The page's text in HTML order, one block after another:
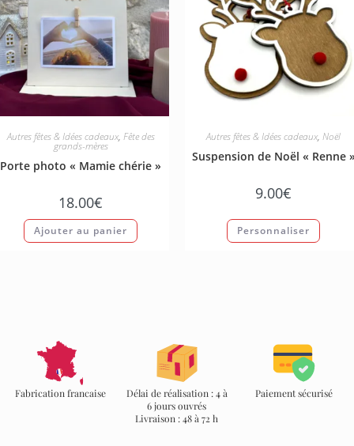
Autres fêtes & Idées cadeaux, Fête des
grands-mères
Porte photo « Mamie chérie »
18.00€
Ajouter au panier
Autres fêtes & Idées cadeaux, Noël
Suspension de Noël « Renne
9.00€
Personnaliser
Fabrication francaise
Délai de réalisation : 4 à
6 jours ouvrés
Livraison : 48 à 72 h
Paiement sécurisé